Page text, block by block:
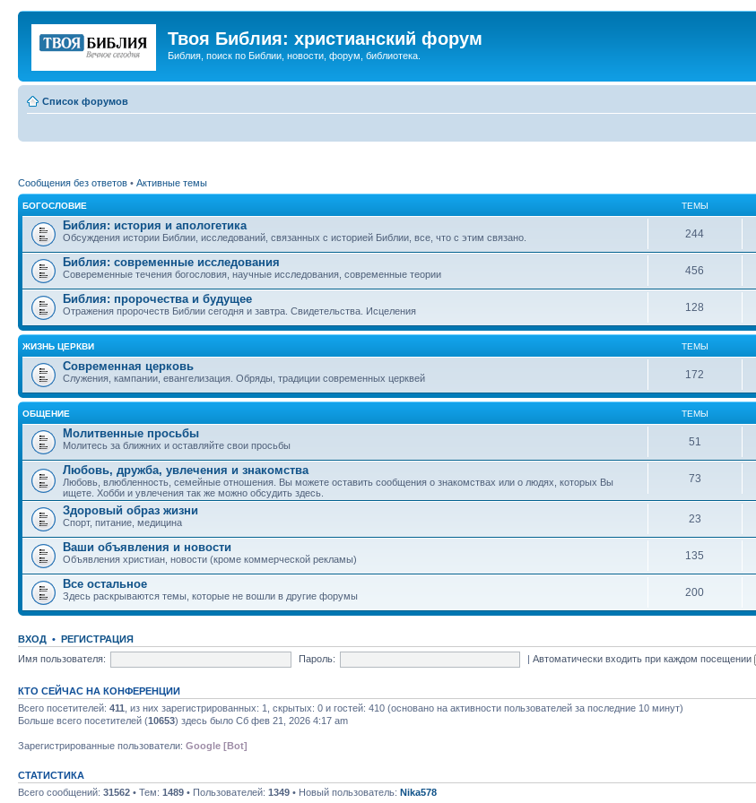
Твоя Библия: христианский форум
Библия, поиск по Библии, новости, форум, библиотека.
Список форумов
Сообщения без ответов • Активные темы
БОГОСЛОВИЕ ТЕМЫ
Библия: история и апологетика
Обсуждения истории Библии, исследований, связанных с историей Библии, все, что с этим связано. 244
Библия: современные исследования
Совеременные течения богословия, научные исследования, современные теории 456
Библия: пророчества и будущее
Отражения пророчеств Библии сегодня и завтра. Свидетельства. Исцеления 128
ЖИЗНЬ ЦЕРКВИ ТЕМЫ
Современная церковь
Служения, кампании, евангелизация. Обряды, традиции современных церквей 172
ОБЩЕНИЕ ТЕМЫ
Молитвенные просьбы
Молитесь за ближних и оставляйте свои просьбы 51
Любовь, дружба, увлечения и знакомства
Любовь, влюбленность, семейные отношения. Вы можете оставить сообщения о знакомствах или о людях, которых Вы
ищете. Хобби и увлечения так же можно обсудить здесь.
73
Здоровый образ жизни
Спорт, питание, медицина 23
Ваши объявления и новости
Объявления христиан, новости (кроме коммерческой рекламы) 135
Все остальное
Здесь раскрываются темы, которые не вошли в другие форумы 200
ВХОД • РЕГИСТРАЦИЯ
Имя пользователя:
Пароль: |Автоматически входить при каждом посещении
КТО СЕЙЧАС НА КОНФЕРЕНЦИИ
Всего посетителей: 411 , из них зарегистрированных: 1, скрытых: 0 и гостей: 410 (основано на активности пользователей за последние 10 минут)
Больше всего посетителей (10653) здесь было Сб фев 21, 2026 4:17 am
Зарегистрированные пользователи: Google [Bot]
СТАТИСТИКА
Всего сообщений: 31562 • Тем: 1489 • Пользователей: 1349 • Новый пользователь: Nika578